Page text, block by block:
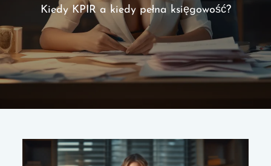
Kiedy KPIR a kiedy pełna księgowość?